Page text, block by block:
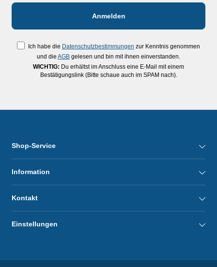
Ich habe die Datenschutzbestimmungen zur Kenntnis genommen
und die AGB gelesen und bin mit ihnen einverstanden.
WICHTIG: Du erhältst im Anschluss eine E-Mail mit einem
Bestätigungslink (Bitte schaue auch im SPAM nach).
Shop-Service
Information
Kontakt
Einstellungen